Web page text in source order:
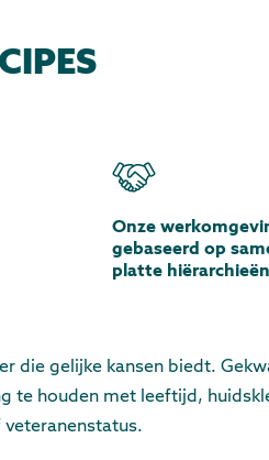
Onze
gebaseerd op
platte hiërarchieën
die gelijke kansen biedt.
te houden met leeftijd,